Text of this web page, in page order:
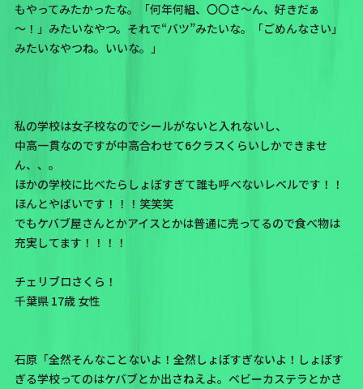
もやってみたかったな。「何年何組、〇〇さ～ん、好きだぁ
～！」みたいなやつ。それで“バツ”みたいな。「ごめんなさい」
みたいなやつね。いいな。」
私の学校は女子校なのでシールがないと入れないし、
中高一貫なのですが中高合わせて6クラスくらいしかできませ
ん、、。
ほかの学校に比べたらしょぼすぎて誰も呼べないレベルです！！
ほんとやばいです！！！笑笑笑
でもケバブ屋さんとかアイスとかは普通に売ってるので食べ物は
充実してます！！！！
チェリブロさくら！
千葉県 17歳 女性
石原「全然そんなことないよ！全然しょぼすぎないよ！しょぼす
ぎる学校ってのはケバブとか出さねえよ。ベビーカステラとかさ